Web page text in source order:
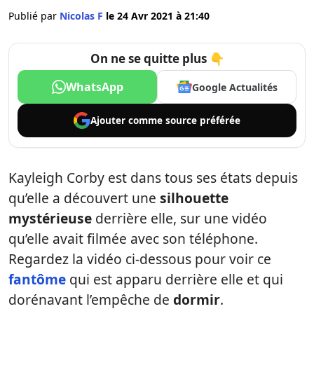
Publié par Nicolas F le 24 Avr 2021 à 21:40
On ne se quitte plus 👇
WhatsApp Google Actualités
Ajouter comme source préférée
Kayleigh Corby est dans tous ses états depuis
qu’elle a découvert une silhouette
mystérieuse derrière elle, sur une vidéo
qu’elle avait filmée avec son téléphone.
Regardez la vidéo ci-dessous pour voir ce
fantôme qui est apparu derrière elle et qui
dorénavant l’empêche de dormir.